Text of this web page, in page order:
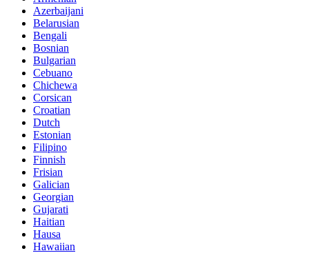
Azerbaijani
Belarusian
Bengali
Bosnian
Bulgarian
Cebuano
Chichewa
Corsican
Croatian
Dutch
Estonian
Filipino
Finnish
Frisian
Galician
Georgian
Gujarati
Haitian
Hausa
Hawaiian